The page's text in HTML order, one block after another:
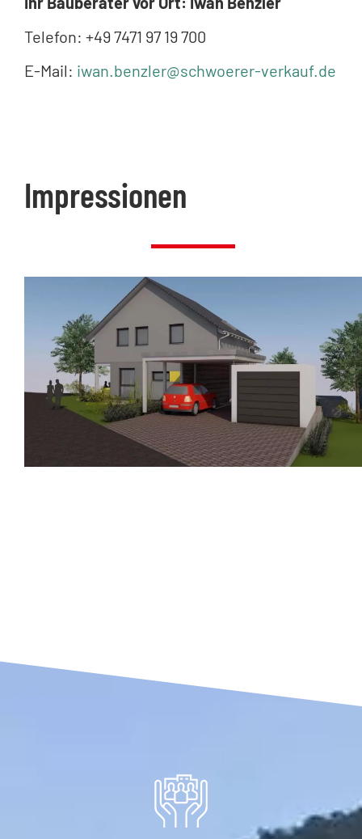
Telefon: +49 7471 97 19 700
E-Mail: iwan.benzler@schwoerer-verkauf.de
Impressionen